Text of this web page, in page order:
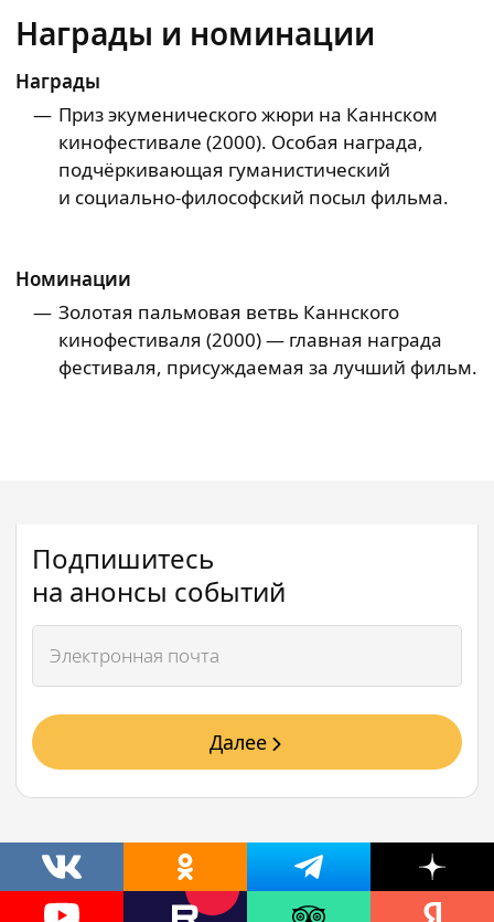
Награды и номинации
Награды
Приз экуменического жюри на Каннском
кинофестивале (2000). Особая награда,
подчёркивающая гуманистический
и социально‑философский посыл фильма.
Номинации
Золотая пальмовая ветвь Каннского
кинофестиваля (2000) — главная награда
фестиваля, присуждаемая за лучший фильм.
Подпишитесь
на анонсы событий
Далее